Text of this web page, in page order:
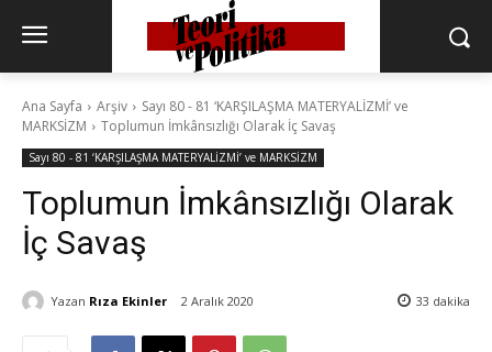
Ana Sayfa Arşiv
Sayı 80 - 81 ‘KARŞILAŞMA MATERYALİZMİ’ ve
MARKSİZM
Toplumun İmkânsızlığı Olarak İç Savaş
Sayı 80 - 81 ‘KARŞILAŞMA MATERYALİZMİ’ ve MARKSİZM
Toplumun İmkânsızlığı Olarak
İç Savaş
Yazan Rıza Ekinler 2 Aralık 2020 33 dakika